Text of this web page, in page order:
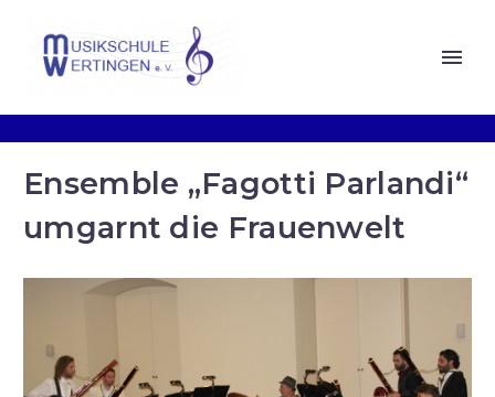
Ensemble „Fagotti Parlandi“
umgarnt die Frauenwelt